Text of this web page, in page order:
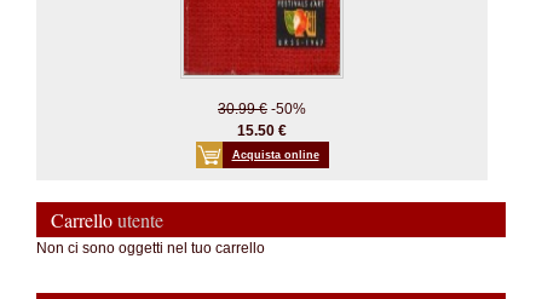
30.99 € -50%
15.50 €
Acquista online
Carrelloutente
Non ci sono oggetti nel tuo carrello